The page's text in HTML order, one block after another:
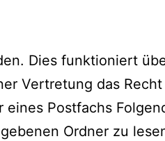
Dies funktioniert
Vertretung das Recht
Postfachs
Ordner zu